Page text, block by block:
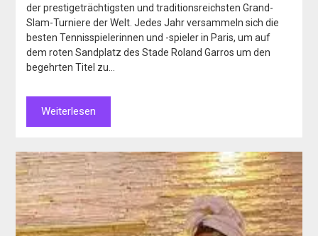
der prestigeträchtigsten und traditionsreichsten Grand-
Slam-Turniere der Welt. Jedes Jahr versammeln sich die
besten Tennisspielerinnen und -spieler in Paris, um auf
dem roten Sandplatz des Stade Roland Garros um den
begehrten Titel zu…
Weiterlesen